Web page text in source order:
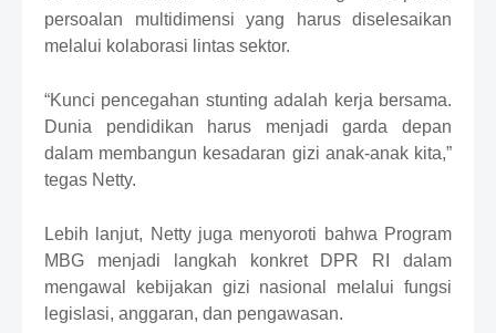
persoalan multidimensi yang harus diselesaikan
melalui kolaborasi lintas sektor.
“Kunci pencegahan stunting adalah kerja bersama.
Dunia pendidikan harus menjadi garda depan
dalam membangun kesadaran gizi anak-anak kita,”
tegas Netty.
Lebih lanjut, Netty juga menyoroti bahwa Program
MBG menjadi langkah konkret DPR RI dalam
mengawal kebijakan gizi nasional melalui fungsi
legislasi, anggaran, dan pengawasan.